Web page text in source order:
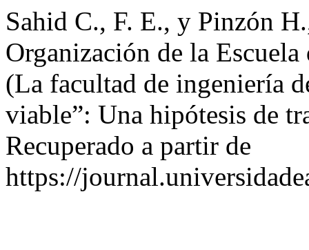
Sahid C., F. E., y Pinzón
Organización de la
(La facultad de ingeniería
viable”: Una hipótesis de
Recuperado a partir de
https://